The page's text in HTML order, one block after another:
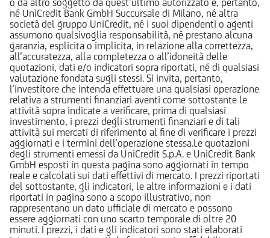
né UniCredit Bank GmbH Succursale di Milano, né altra
società del gruppo UniCredit, né i suoi dipendenti o agenti
assumono qualsivoglia responsabilità, né prestano alcuna
garanzia, esplicita o implicita, in relazione alla correttezza,
all’accuratezza, alla completezza o all’idoneità delle
quotazioni, dati e/o indicatori sopra riportati, né di qualsiasi
valutazione fondata sugli stessi. Si invita, pertanto,
l’investitore che intenda effettuare una qualsiasi operazione
relativa a strumenti finanziari aventi come sottostante le
attività sopra indicate a verificare, prima di qualsiasi
investimento, i prezzi degli strumenti finanziari e di tali
attività sui mercati di riferimento al fine di verificare i prezzi
aggiornati e i termini dell’operazione stessa.Le quotazioni
degli strumenti emessi da UniCredit S.p.A. e UniCredit Bank
GmbH esposti in questa pagina sono aggiornati in tempo
reale e calcolati sui dati effettivi di mercato. I prezzi riportati
del sottostante, gli indicatori, le altre informazioni e i dati
riportati in pagina sono a scopo illustrativo, non
rappresentano un dato ufficiale di mercato e possono
essere aggiornati con uno scarto temporale di oltre 20
minuti. I prezzi, i dati e gli indicatori sono stati elaborati